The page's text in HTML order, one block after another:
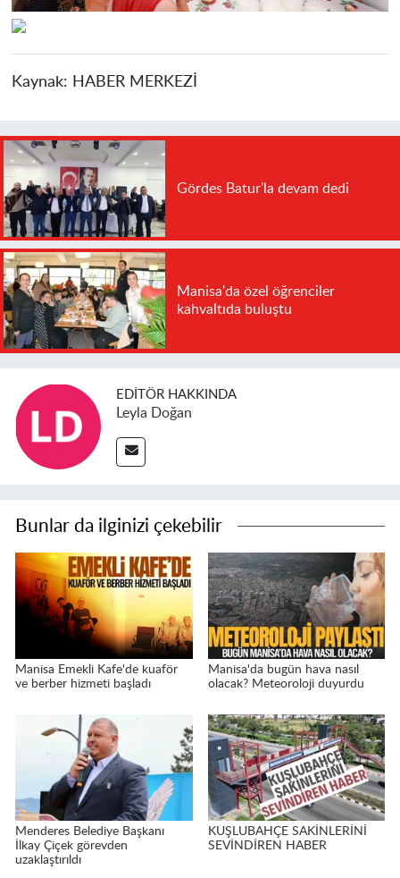
Kaynak: HABER MERKEZİ
Gördes Batur'la devam dedi
Manisa'da özel öğrenciler
kahvaltıda buluştu
EDITÖR HAKKINDA
Leyla Doğan
Bunlar da ilginizi çekebilir
Manisa Emekli Kafe'de kuaför
ve berber hizmeti başladı
Manisa'da bugün hava nasıl
olacak? Meteoroloji duyurdu
Menderes Belediye Başkanı
İlkay Çiçek görevden
uzaklaştırıldı
KUŞLUBAHÇE SAKİNLERİNİ
SEVİNDİREN HABER